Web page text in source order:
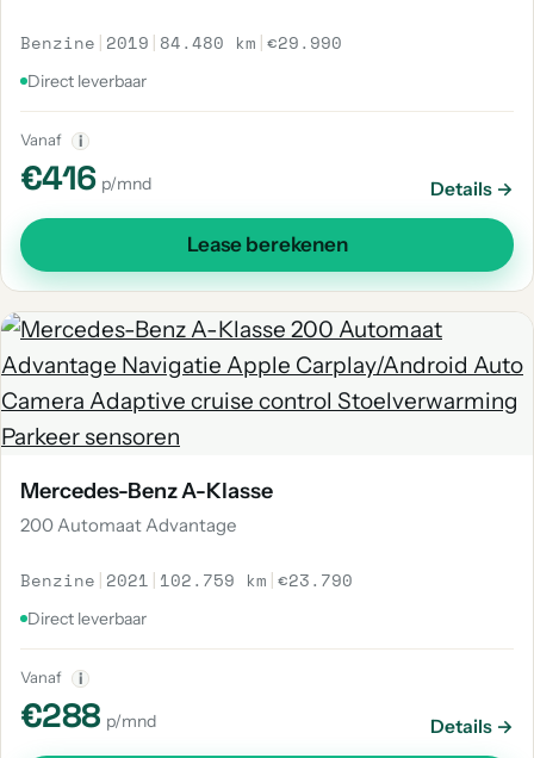
Benzine | 2019 | 84.480 km |€29.990
Direct leverbaar
Vanaf i
€416 p/mnd Details →
Lease berekenen
Mercedes-Benz A-Klasse
200 Automaat Advantage
Benzine | 2021 | 102.759 km |€23.790
Direct leverbaar
Vanaf i
€288 p/mnd Details →